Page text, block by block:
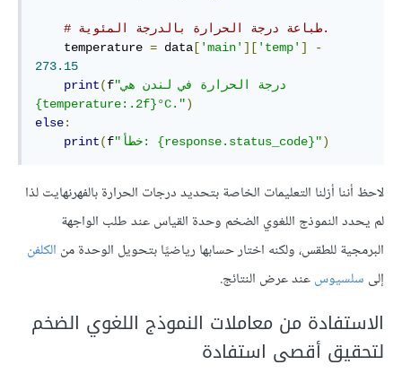
# طباعة درجة الحرارة بالدرجة المئوية.
    temperature
= data[ 'main' ][ 'temp' ]
-
273.15
print(f"درجة الحرارة في لندن هي
{temperature:.2f}°C.")
else:
print(f "خطأ: {response.status_code}")
لاحظ أننا أزلنا التعليمات الخاصة بتحديد درجات الحرارة بالفهرنهايت لذا
لم يحدد النموذج اللغوي الضخم وحدة القياس عند طلب الواجهة
البرمجية للطقس، ولكنه اختار حسابها رياضيًا بتحويل الوحدة من الكلفن
إلى سلسيوسعند عرض النتائج.
الاستفادة من معاملات النموذج اللغوي الضخم
لتحقيق أقصى استفادة